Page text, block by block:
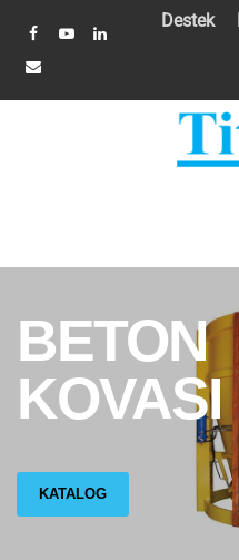
Destek
BETON
KOVASI
KATALOG